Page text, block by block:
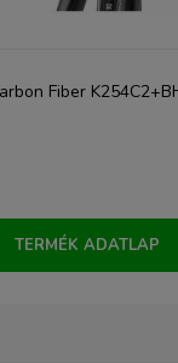
Fiber
TERMÉK ADATLAP